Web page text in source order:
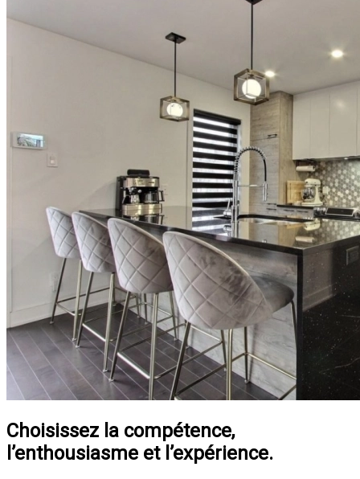
Choisissez la compétence,
l’enthousiasme et l’expérience.